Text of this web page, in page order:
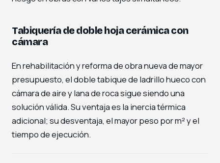
Tabiquería de doble hoja cerámica con
cámara
En rehabilitación y reforma de obra nueva de mayor
presupuesto, el doble tabique de ladrillo hueco con
cámara de aire y lana de roca sigue siendo una
solución válida. Su ventaja es la inercia térmica
adicional; su desventaja, el mayor peso por m² y el
tiempo de ejecución.